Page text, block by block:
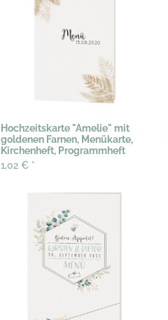
Hochzeitskarte "Amelie" mit
goldenen Farnen, Menükarte,
Kirchenheft, Programmheft
1,02 € *